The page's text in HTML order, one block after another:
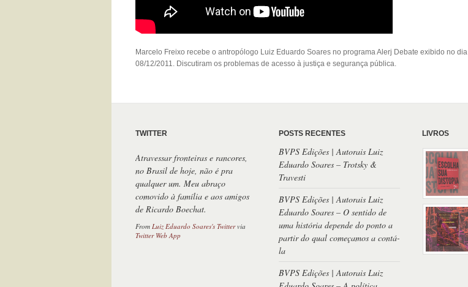
Marcelo Freixo recebe o antropólogo Luiz Eduardo Soares no programa Alerj Debate exibido no dia
08/12/2011. Discutiram os problemas de acesso à justiça e segurança pública.
TWITTER
Atravessar fronteiras e rancores,
no Brasil de hoje, não é pra
qualquer um. Meu abraço
comovido à família e aos amigos
de Ricardo Boechat.
From Luiz Eduardo Soares's Twittervia
Twitter Web App
POSTS RECENTES
BVPS Edições | Autorais Luiz
Eduardo Soares – Trotsky &
Travesti
BVPS Edições | Autorais Luiz
Eduardo Soares – O sentido de
uma história depende do ponto a
partir do qual começamos a contá-
la
BVPS Edições | Autorais Luiz
LIVROS